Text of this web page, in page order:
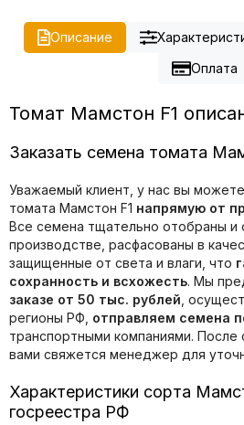
Описание
Оплата
Томат Мамстон F1
Заказать семена томата
Уважаемый клиент, у нас вы
томата Мамстон F1 напрямую от
Все семена тщательно отобраны и
производстве, расфасованы в
защищенные от света и влаги, что
сохранность и всхожесть. Мы
заказе от 50 тыс. рублей ,
регионы РФ, отправляем семена
транспортными компаниями. После
вами свяжется менеджер для
Характеристики сорта
госреестра РФ